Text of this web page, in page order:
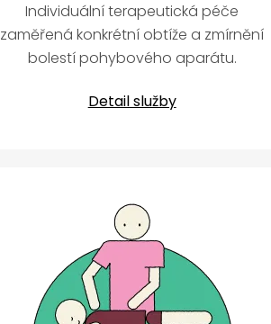
Individuální terapeutická péče
zaměřená konkrétní obtíže a zmírnění
bolestí pohybového aparátu.
Detail služby